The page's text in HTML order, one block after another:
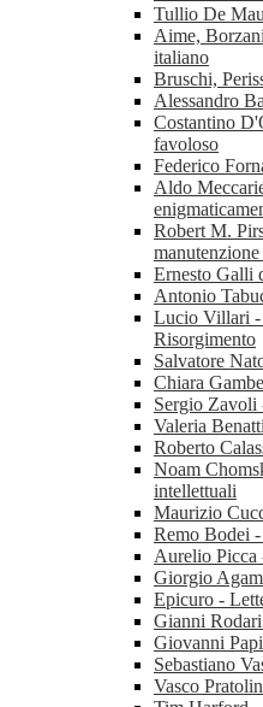
Tullio De
Aime,
italiano
Bruschi,
Alessandro
Costantino
favoloso
Federico
Aldo
Robert M.
Ernesto Galli
Antonio
Lucio Villari -
Risorgimento
Salvatore
Chiara
Sergio Zavoli
Valeria
Roberto
Noam
intellettuali
Maurizio
Remo Bodei
Aurelio Picca
Giorgio
Epicuro -
Gianni
Giovanni
Sebastiano
Vasco